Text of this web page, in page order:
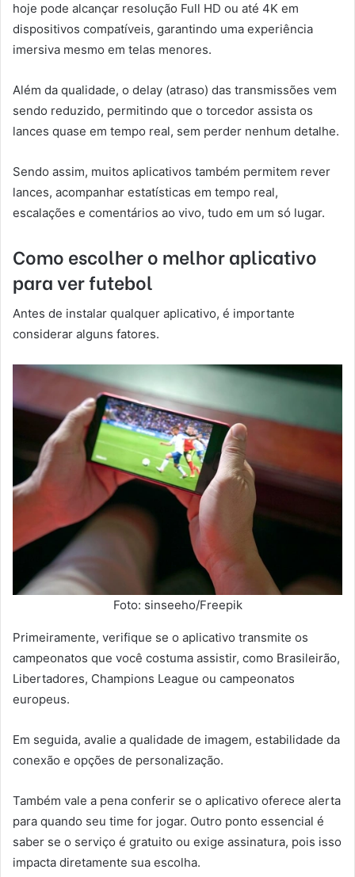
hoje pode alcançar resolução Full HD ou até 4K em
dispositivos compatíveis, garantindo uma experiência
imersiva mesmo em telas menores.
Além da qualidade, o delay (atraso) das transmissões vem
sendo reduzido, permitindo que o torcedor assista os
lances quase em tempo real, sem perder nenhum detalhe.
Sendo assim, muitos aplicativos também permitem rever
lances, acompanhar estatísticas em tempo real,
escalações e comentários ao vivo, tudo em um só lugar.
Como escolher o melhor aplicativo
para ver futebol
Antes de instalar qualquer aplicativo, é importante
considerar alguns fatores.
Foto: sinseeho/Freepik
Primeiramente, verifique se o aplicativo transmite os
campeonatos que você costuma assistir, como Brasileirão,
Libertadores, Champions League ou campeonatos
europeus.
Em seguida, avalie a qualidade de imagem, estabilidade da
conexão e opções de personalização.
Também vale a pena conferir se o aplicativo oferece alerta
para quando seu time for jogar. Outro ponto essencial é
saber se o serviço é gratuito ou exige assinatura, pois isso
impacta diretamente sua escolha.